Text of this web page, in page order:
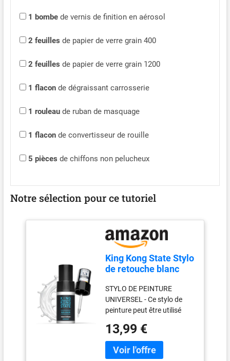
1 bombede vernis de finition en aérosol
2 feuilles de papier de verre grain 400
2 feuilles de papier de verre grain 1200
1 flaconde dégraissant carrosserie
1 rouleaude ruban de masquage
1 flaconde convertisseur de rouille
5 pièces de chiffons non pelucheux
Notre sélection pour ce tutoriel
King Kong State Stylo
de retouche blanc
monocouche
brillante pour
réparer les rayures
et éclats de peinture
sur carrosserie et
surfaces extérieures
(brillant)
STYLO DE PEINTURE
UNIVERSEL - Ce stylo de
peinture peut être utilisé
pierre, donc même pour les
petites rayures ; grâce à
l'écouvillon intégré dans le
13,99 €